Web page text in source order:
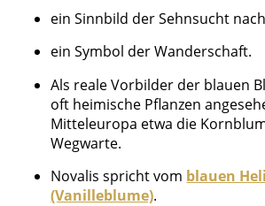
ein Sinnbild der Sehnsucht
ein Symbol der Wanderschaft.
Als reale Vorbilder der blauen
oft heimische Pflanzen
Mitteleuropa etwa die
Wegwarte.
Novalis spricht vom blauen
(Vanilleblume).